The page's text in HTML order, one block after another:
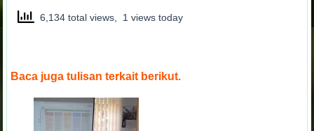
6,134 total views, 1 views today
Baca juga tulisan terkait berikut.